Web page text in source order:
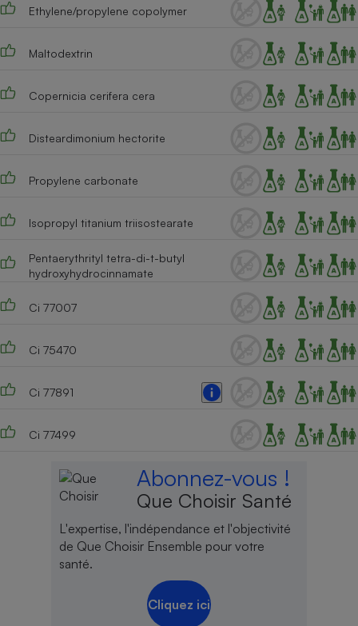
Ethylene/propylene copolymer
Maltodextrin
Copernicia cerifera cera
Disteardimonium hectorite
Propylene carbonate
Isopropyl titanium triisostearate
Pentaerythrityl tetra-di-t-butyl
hydroxyhydrocinnamate
Ci 77007
Ci 75470
Ci 77891
Ci 77499
Abonnez-vous !
Que Choisir Santé
L'expertise, l'indépendance et l'objectivité
de Que Choisir Ensemble pour votre
santé.
Cliquez ici
Cafetière à expressos
Robot ménager